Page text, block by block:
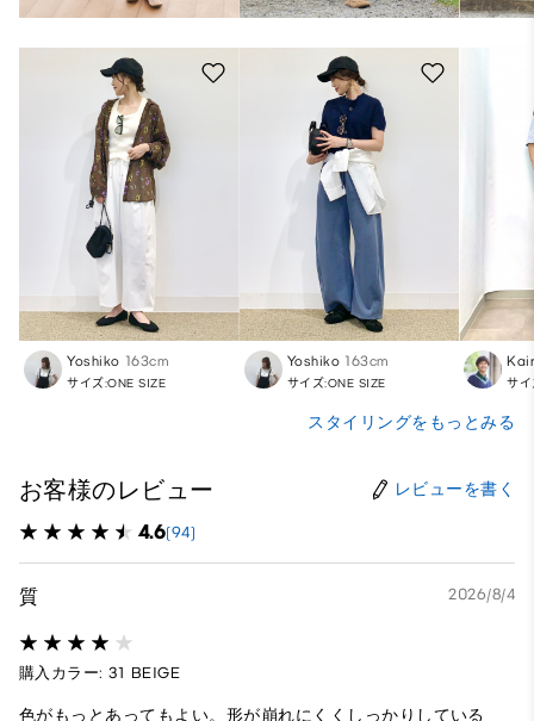
Yoshiko 163cm
サイズ:ONE SIZE
Yoshiko 163cm
サイズ:ONE SIZE サ
スタイリングをもっとみる
お客様のレビュー レビューを書く
4.6(94)
質 2026/8/4
購入カラー: 31 BEIGE
色がもっとあってもよい。形が崩れにくくしっかりしている